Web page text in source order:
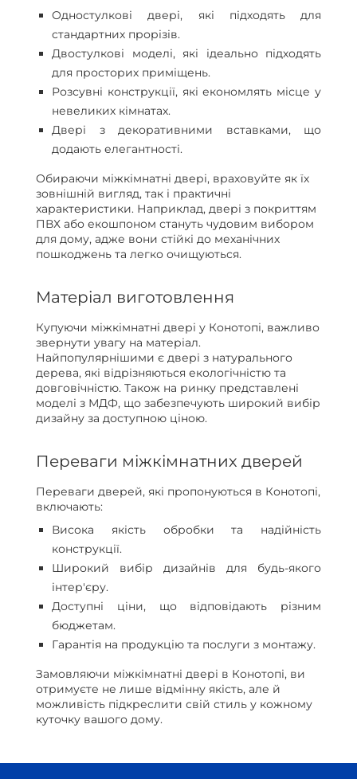
Одностулкові двері, які підходять для
стандартних прорізів.
Двостулкові моделі, які ідеально підходять
для просторих приміщень.
Розсувні конструкції, які економлять місце у
невеликих кімнатах.
Двері з декоративними вставками, що
додають елегантності.
Обираючи міжкімнатні двері, враховуйте як їх
зовнішній вигляд, так і практичні
характеристики. Наприклад, двері з покриттям
ПВХ або екошпоном стануть чудовим вибором
для дому, адже вони стійкі до механічних
пошкоджень та легко очищуються.
Матеріал виготовлення
Купуючи міжкімнатні двері у Конотопі, важливо
звернути увагу на матеріал.
Найпопулярнішими є двері з натурального
дерева, які відрізняються екологічністю та
довговічністю. Також на ринку представлені
моделі з МДФ, що забезпечують широкий вибір
дизайну за доступною ціною.
Переваги міжкімнатних дверей
Переваги дверей, які пропонуються в Конотопі,
включають:
Висока якість обробки та надійність
конструкції.
Широкий вибір дизайнів для будь-якого
інтер'єру.
Доступні ціни, що відповідають різним
бюджетам.
Гарантія на продукцію та послуги з монтажу.
Замовляючи міжкімнатні двері в Конотопі, ви
отримуєте не лише відмінну якість, але й
можливість підкреслити свій стиль у кожному
куточку вашого дому.